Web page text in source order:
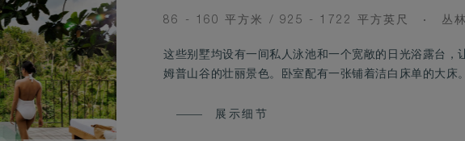
ROOM
86 - 160 平方米 / 925 - 1722 平方英尺 丛
这些别墅均设有一间私人泳池和一个宽敞的日光浴露台，
姆普山谷的壮丽景色。卧室配有一张铺着洁白床单的大床。
展示细节